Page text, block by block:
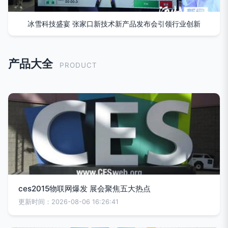
冰雪科技盛宴 张家口新技术新产品发布会引领行业创新
产品大全 PRODUCT
ces2015物联网爆发 展会聚焦五大热点
更新时间：2026-08-06 16:26:41